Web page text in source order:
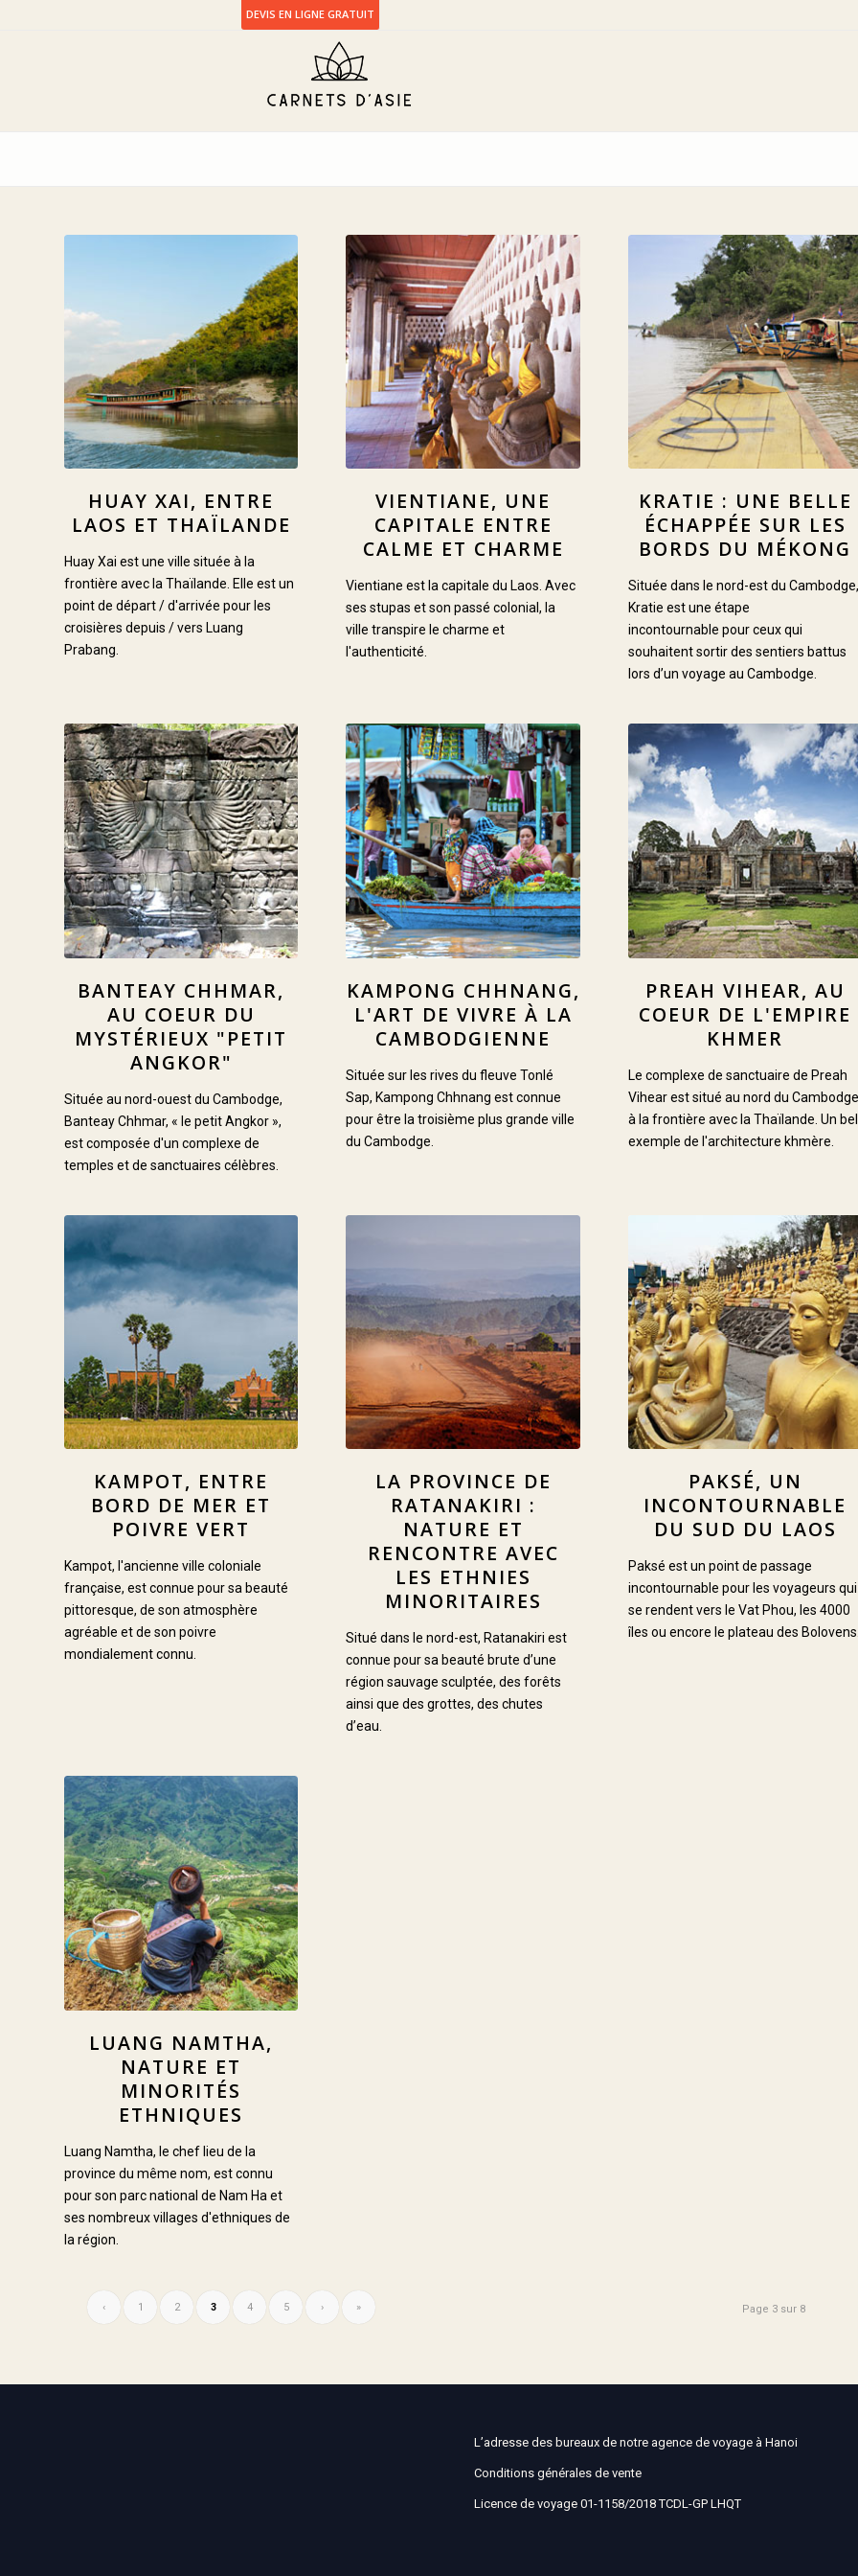
DEVIS EN LIGNE GRATUIT
HUAY XAI, ENTRE
LAOS ET THAÏLANDE
Huay Xai est une ville située à la
frontière avec la Thaïlande. Elle est un
point de départ / d'arrivée pour les
croisières depuis / vers Luang
Prabang.
VIENTIANE, UNE
CAPITALE ENTRE
CALME ET CHARME
Vientiane est la capitale du Laos. Avec
ses stupas et son passé colonial, la
ville transpire le charme et
l'authenticité.
KRATIE : UNE BELLE
ÉCHAPPÉE SUR LES
BORDS DU MÉKONG
Située dans le nord-est du Cambodge,
Kratie est une étape
incontournable pour ceux qui
souhaitent sortir des sentiers battus
lors d’un voyage au Cambodge.
BANTEAY CHHMAR,
AU COEUR DU
MYSTÉRIEUX "PETIT
ANGKOR"
Située au nord-ouest du Cambodge,
Banteay Chhmar, « le petit Angkor »,
est composée d'un complexe de
temples et de sanctuaires célèbres.
KAMPONG CHHNANG,
L'ART DE VIVRE À LA
CAMBODGIENNE
Située sur les rives du fleuve Tonlé
Sap, Kampong Chhnang est connue
pour être la troisième plus grande ville
du Cambodge.
PREAH VIHEAR, AU
COEUR DE L'EMPIRE
KHMER
Le complexe de sanctuaire de Preah
Vihear est situé au nord du
à la frontière avec la Thaïlande. Un bel
exemple de l'architecture khmère.
KAMPOT, ENTRE
BORD DE MER ET
POIVRE VERT
Kampot, l'ancienne ville coloniale
française, est connue pour sa beauté
pittoresque, de son atmosphère
agréable et de son poivre
mondialement connu.
LA PROVINCE DE
RATANAKIRI :
NATURE ET
RENCONTRE AVEC
LES ETHNIES
MINORITAIRES
Situé dans le nord-est, Ratanakiri est
connue pour sa beauté brute d’une
région sauvage sculptée, des forêts
ainsi que des grottes, des chutes
d’eau.
PAKSÉ, UN
INCONTOURNABLE
DU SUD DU LAOS
Paksé est un point de passage
incontournable pour les voyageurs qui
se rendent vers le Vat Phou, les 4000
îles ou encore le plateau des
LUANG NAMTHA,
NATURE ET
MINORITÉS
ETHNIQUES
Luang Namtha, le chef lieu de la
province du même nom, est connu
pour son parc national de Nam Ha et
ses nombreux villages d'ethniques de
la région.
Page 3 sur 8
‹ 1 2 3 4 5 › »
L’adresse des bureaux de notre agence de voyage à Hanoi
Conditions générales de vente
Licence de voyage 01-1158/2018 TCDL-GP LHQT